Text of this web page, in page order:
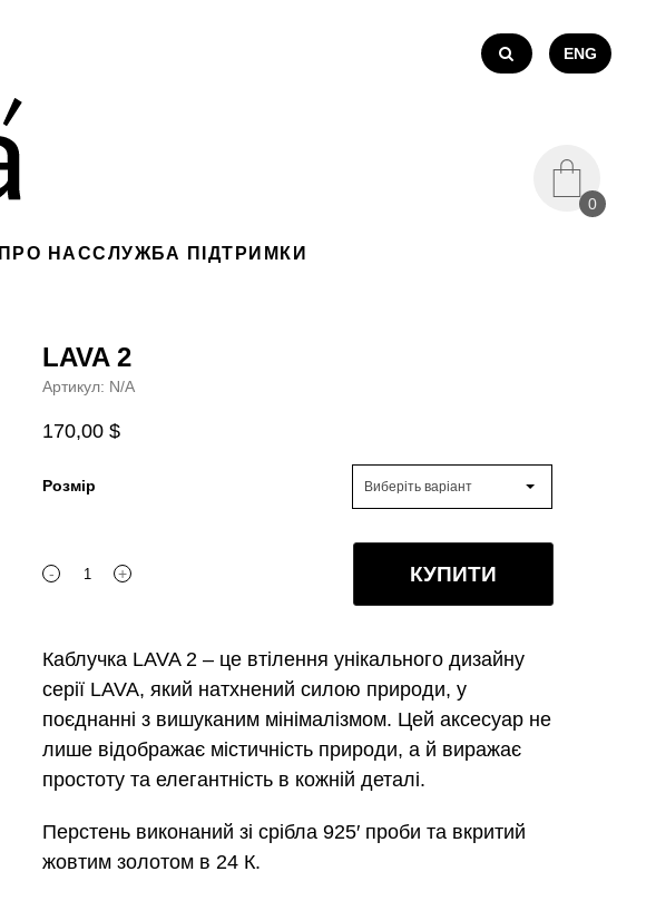
ENG
0
ПРО НАСCЛУЖБА ПІДТРИМКИ
LAVA 2
Артикул: N/A
170,00$
Розмір Виберіть варіант
-
LAVA
+ КУПИТИ
Каблучка LAVA 2 – це втілення унікального дизайну
серії LAVA, який натхнений силою природи, у
поєднанні з вишуканим мінімалізмом. Цей аксесуар не
лише відображає містичність природи, а й виражає
простоту та елегантність в кожній деталі.
Перстень виконаний зі срібла 925′ проби та вкритий
жовтим золотом в 24 К.